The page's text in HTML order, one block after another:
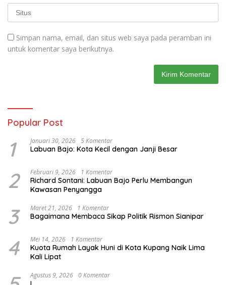
Simpan nama, email, dan situs web saya pada peramban ini
untuk komentar saya berikutnya.
Popular Post
1 Januari 30, 2026 5 Komentar
Labuan Bajo: Kota Kecil dengan Janji Besar
2 Februari 9, 2026 1 Komentar
Richard Sontani: Labuan Bajo Perlu Membangun
Kawasan Penyangga
3 Maret 21, 2026 1 Komentar
Bagaimana Membaca Sikap Politik Rismon Sianipar
4 Mei 14, 2026 1 Komentar
Kuota Rumah Layak Huni di Kota Kupang Naik Lima
Kali Lipat
Agustus 9, 2026 0 Komentar